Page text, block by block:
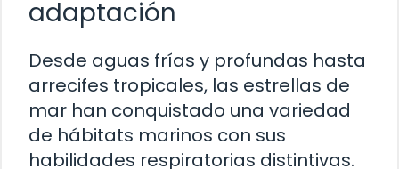
adaptación
Desde aguas frías y profundas hasta
arrecifes tropicales, las estrellas de
mar han conquistado una variedad
de hábitats marinos con sus
habilidades respiratorias distintivas.